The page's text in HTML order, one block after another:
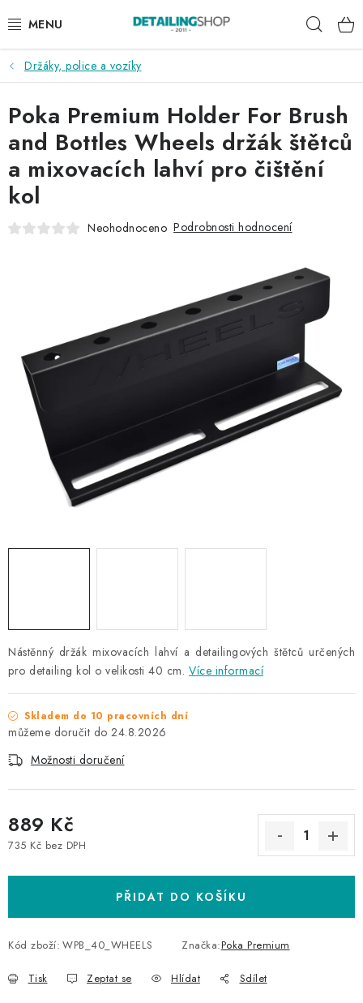
na
AKCE
NOVINKY
EXTERIÉR
INTERIÉR
PŘÍSLUŠENSTVÍ
NAŠE SLUŽBY
KONTAKTY
PRODÁVANÉ ZNAČKY
BYDLENÍ
Držáky, police a vozíky
Nástěnný držák mixovacích lahví a detailingových štětců určených
pro detailing kol o velikosti 40 cm. Více informací
Skladem do 10 pracovních dní
24.8.2026
Možnosti doručení
889 Kč
735 Kč bez DPH
PŘIDAT DO KOŠÍKU
Kód zboží: WPB_40_WHEELS Značka:Poka Premium
Tisk Zeptat se Hlídat Sdílet
Poka Premium Holder For Brush
and Bottles Wheels držák štětců
a mixovacích lahví pro čištění
kol
Neohodnoceno Podrobnosti hodnocení